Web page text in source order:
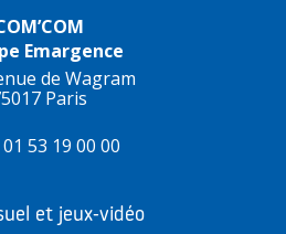
Emargence
de Wagram
Paris
01 53 19 00 00
et jeux-vidéo